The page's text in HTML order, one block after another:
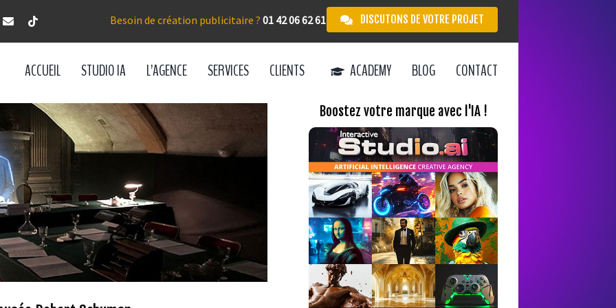
Besoin de création publicitaire ? 01 42 06 62 61 DISCUTONS DE VOTRE PROJET
ACCUEIL STUDIO IA L’AGENCE SERVICES CLIENTS ACADEMY BLOG CONTACT
Boostez votre marque avec l'IA !